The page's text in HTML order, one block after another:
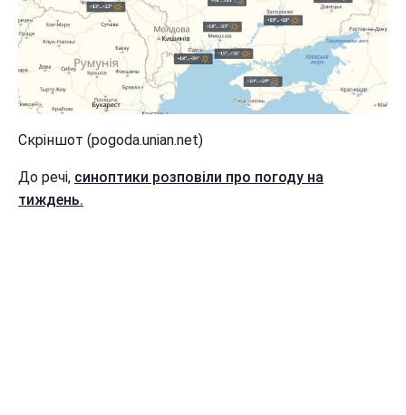
Скріншот (pogoda.unian.net)
До речі, синоптики розповіли про погоду на
тиждень.